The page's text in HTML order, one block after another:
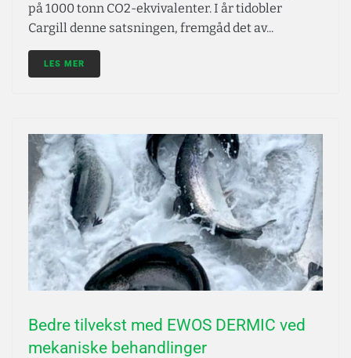
på 1000 tonn CO2-ekvivalenter. I år tidobler
Cargill denne satsningen, fremgåd det av...
LES MER
Bedre tilvekst med EWOS DERMIC ved
mekaniske behandlinger